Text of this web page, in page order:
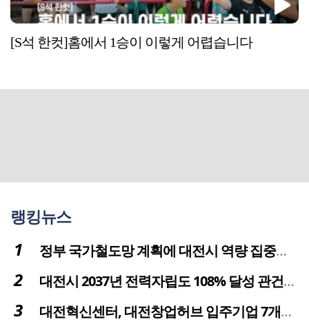
[S석 한컷]홈에서 1승이 이렇게 어렵습니다
랭킹뉴스
정부 국가철도망 계획에 대전시 역량 집중해야
대전시 2037년 전력자립도 108% 달성 관건은 '주민 수용성'
대전혁신센터, 대전창업허브 입주기업 7개사 모집